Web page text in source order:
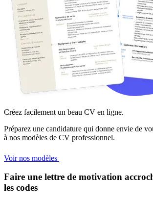
Créez facilement un beau CV en ligne.
Préparez une candidature qui donne envie de
à nos modèles de CV professionnel.
Voir nos modèles
Faire une lettre de motivation
les codes